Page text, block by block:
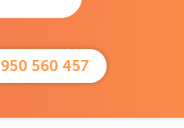
950 560 457